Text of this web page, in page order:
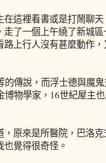
這裡看書或是打鬧聊
了一個上午繞了新城
上行人沒有甚麼動作
傳說，而浮士德與魔
物學家，16世紀屋主
原來是所醫院，巴洛
覺得很奇怪。